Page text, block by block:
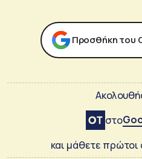
Προσθήκη του
στο
και μάθετε πρώτοι